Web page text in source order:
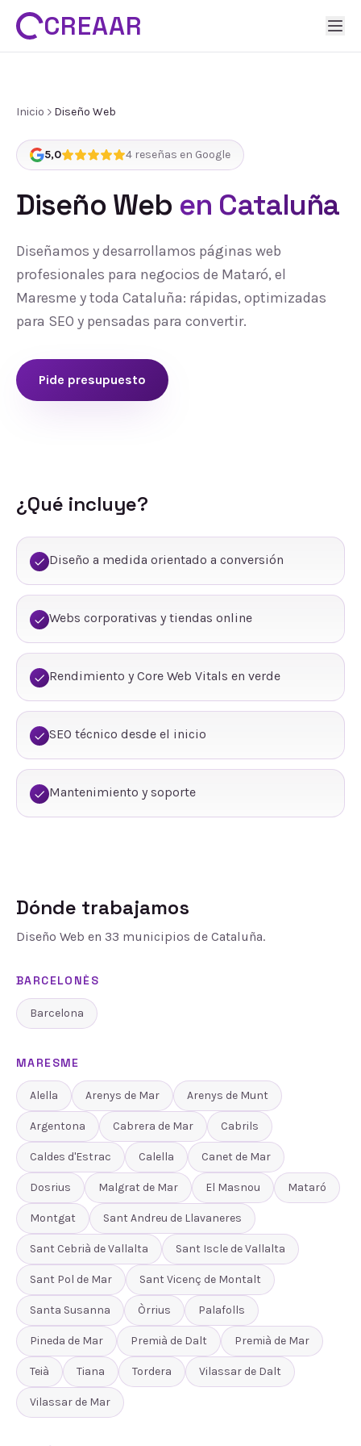
CREAAR
Inicio Diseño Web
5,0 4 reseñas en Google
Diseño Web en Cataluña
Diseñamos y desarrollamos páginas web
profesionales para negocios de Mataró, el
Maresme y toda Cataluña: rápidas, optimizadas
para SEO y pensadas para convertir.
Pide presupuesto
¿Qué incluye?
Diseño a medida orientado a conversión
Webs corporativas y tiendas online
Rendimiento y Core Web Vitals en verde
SEO técnico desde el inicio
Mantenimiento y soporte
Dónde trabajamos
Diseño Web en 33 municipios de Cataluña.
BARCELONÈS
Barcelona
MARESME
Alella Arenys de Mar Arenys de Munt
Argentona Cabrera de Mar Cabrils
Caldes d'Estrac Calella Canet de Mar
Dosrius Malgrat de Mar El Masnou Mataró
Montgat Sant Andreu de Llavaneres
Sant Cebrià de Vallalta Sant Iscle de Vallalta
Sant Pol de Mar Sant Vicenç de Montalt
Santa Susanna Òrrius Palafolls
Pineda de Mar Premià de Dalt Premià de Mar
Teià Tiana Tordera Vilassar de Dalt
Vilassar de Mar